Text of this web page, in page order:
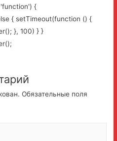
{
{ setTimeout(function () {
}, 100) } }
Обязательные поля